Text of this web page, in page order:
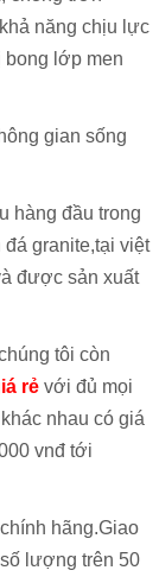
năng chịu lực
bong lớp men
gian sống
hàng đầu trong
granite,tại việt
được sản xuất
tôi còn
rẻ với đủ mọi
nhau có giá
vnđ tới
hãng.Giao
lượng trên 50